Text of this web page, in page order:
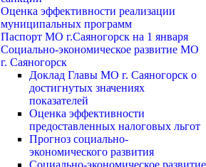
Оценка эффективности реализации
муниципальных программ
Паспорт МО г.Саяногорск на 1 января
Социально-экономическое развитие МО
г. Саяногорск
Доклад Главы МО г. Саяногорск о
достигнутых значениях
показателей
Оценка эффективности
предоставленных налоговых льгот
Прогноз социально-
экономического развития